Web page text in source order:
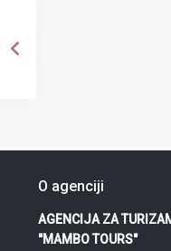
O agenciji
AGENCIJA ZA
"MAMBO TOURS"